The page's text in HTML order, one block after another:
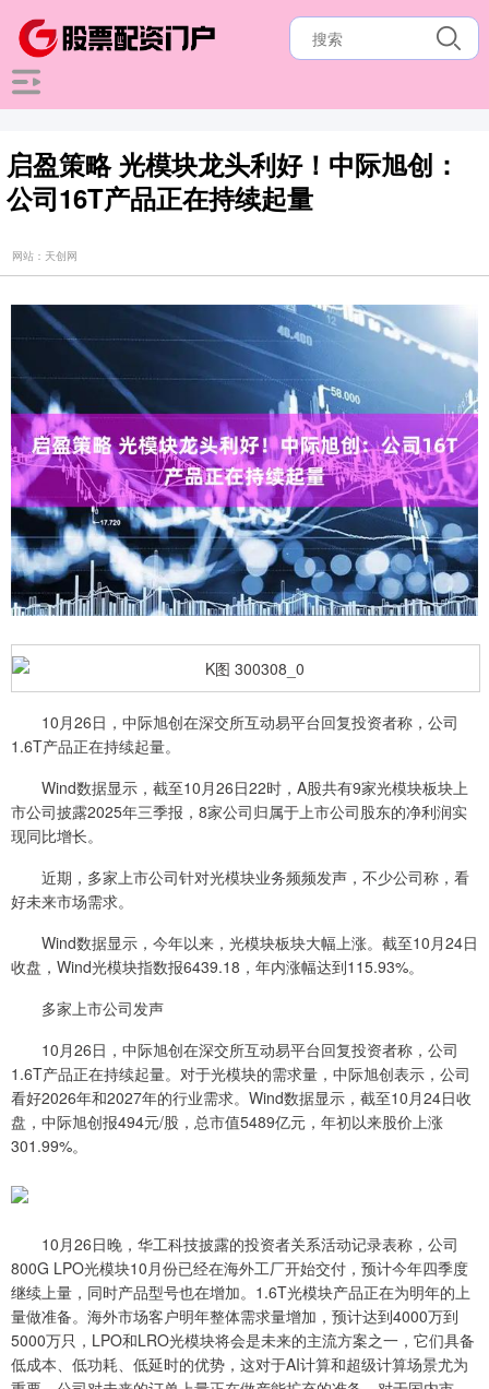
启盈策略 光模块龙头利好！中际旭创：
公司16T产品正在持续起量
网站：天创网
10月26日，中际旭创在深交所互动易平台回复投资者称，公司
1.6T产品正在持续起量。
Wind数据显示，截至10月26日22时，A股共有9家光模块板块上
市公司披露2025年三季报，8家公司归属于上市公司股东的净利润实
现同比增长。
近期，多家上市公司针对光模块业务频频发声，不少公司称，看
好未来市场需求。
Wind数据显示，今年以来，光模块板块大幅上涨。截至10月24日
收盘，Wind光模块指数报6439.18，年内涨幅达到115.93%。
多家上市公司发声
10月26日，中际旭创在深交所互动易平台回复投资者称，公司
1.6T产品正在持续起量。对于光模块的需求量，中际旭创表示，公司
看好2026年和2027年的行业需求。Wind数据显示，截至10月24日收
盘，中际旭创报494元/股，总市值5489亿元，年初以来股价上涨
301.99%。
10月26日晚，华工科技披露的投资者关系活动记录表称，公司
800G LPO光模块10月份已经在海外工厂开始交付，预计今年四季度
继续上量，同时产品型号也在增加。1.6T光模块产品正在为明年的上
量做准备。海外市场客户明年整体需求量增加，预计达到4000万到
5000万只，LPO和LRO光模块将会是未来的主流方案之一，它们具备
低成本、低功耗、低延时的优势，这对于AI计算和超级计算场景尤为